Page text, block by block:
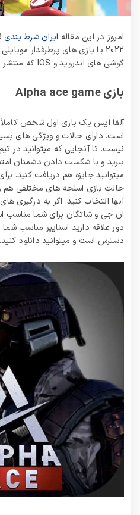
امروز در این مقاله ایران شرط بندی
گوشی های اندروید و IOS که منتشر میشوند را به شما معرفی کنیم!
بازی Alpha ace game
است. دارای حالات و ویژگی های
نیست. تا آنجایی که میتوانید در
ببرید و با شکست دادن دشمنان
میتوانید جایزه هم دریافت کنید.
حالت بازی اسلحه های مختلفی هم
آنها انتخاب کنید. اگر به درگیری
ان جی و شاتگان برای شما مناسب
دور علاقه دارید اسنایپر مناسب
دسترس است و میتوانید دانلود کنید.